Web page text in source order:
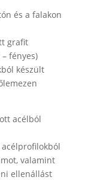
és a falakon
grafit
fényes)
készült
acélból
valamint
ellenállást